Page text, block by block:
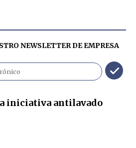
NEWSLETTER DEEMPRESA
iniciativa antilavado